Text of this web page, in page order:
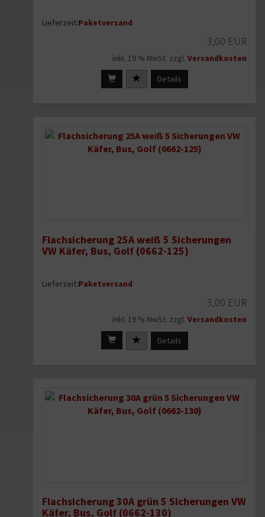
Lieferzeit:Paketversand
3,00 EUR
inkl. 19 % MwSt. zzgl. Versandkosten
Details
Flachsicherung 25A weiß 5 Sicherungen
VW Käfer, Bus, Golf (0662-125)
Lieferzeit:Paketversand
3,00 EUR
inkl. 19 % MwSt. zzgl. Versandkosten
Details
Flachsicherung 30A grün 5 Sicherungen VW
Käfer, Bus, Golf (0662-130)